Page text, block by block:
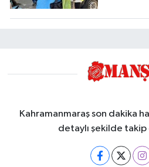
Kahramanmaraş son dakika
detaylı şekilde